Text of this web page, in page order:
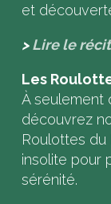
et
>Lire le
Les
À seulement
découvrez
Roulottes du
insolite pour
sérénité.